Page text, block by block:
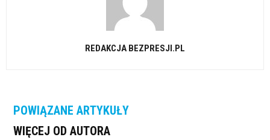
REDAKCJA BEZPRESJI.PL
POWIĄZANE ARTYKUŁY
WIĘCEJ OD AUTORA